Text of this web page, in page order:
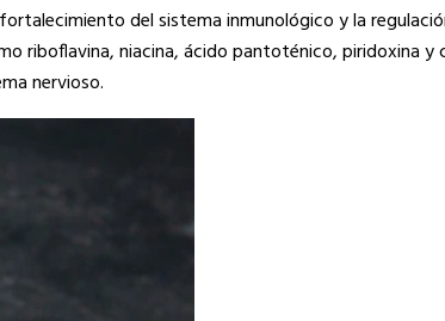
del sistema inmunológico y la
riboflavina, niacina, ácido pantoténico, piridoxina y
nervioso.